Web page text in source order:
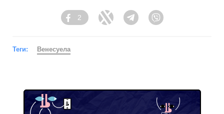
Facebook
2
Twitter TelegramViber
Теги: Венесуела